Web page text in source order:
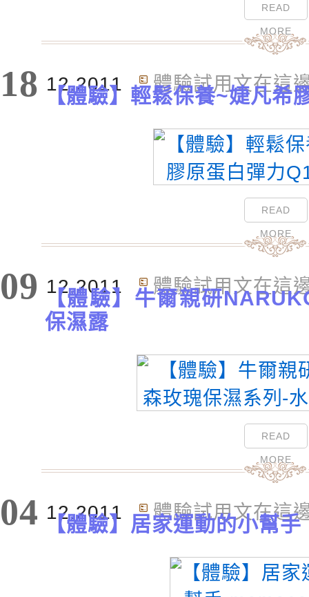
READ
MORE
18 12.2011 體驗試用文在這
【體驗】輕鬆保養~婕凡希
READ
MORE
09 12.2011 體驗試用文在這
【體驗】牛爾親研
保濕露
READ
MORE
04 12.2011 體驗試用文在這
【體驗】居家運動的小幫